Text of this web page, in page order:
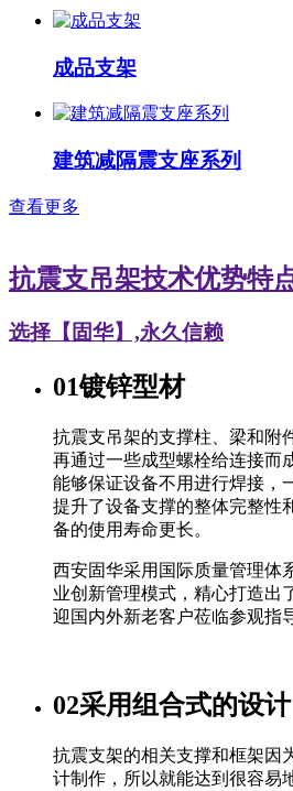
成品支架
建筑减隔震支座系列
查看更多
抗震支吊架技术优势特
选择【固华】,永久信赖
01镀锌型材
抗震支吊架的支撑柱、梁和附
再通过一些成型螺栓给连接而
能够保证设备不用进行焊接，
提升了设备支撑的整体完整性
备的使用寿命更长。
西安固华采用国际质量管理体
业创新管理模式，精心打造出
迎国内外新老客户莅临参观指
02采用组合式的设计
抗震支架的相关支撑和框架因
计制作，所以就能达到很容易